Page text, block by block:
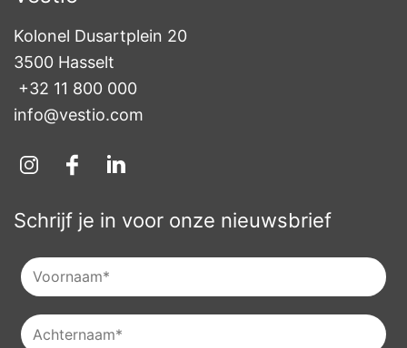
Kolonel Dusartplein 20
3500 Hasselt
+32 11 800 000
info@vestio.com
Schrijf je in voor onze nieuwsbrief